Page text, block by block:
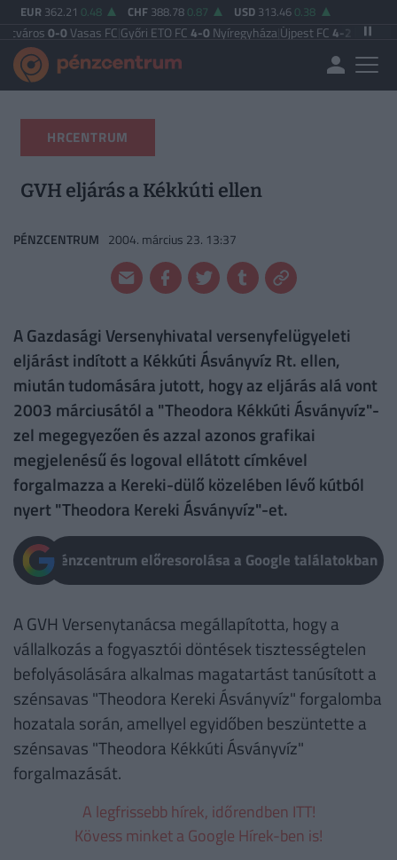
EUR 362.21 0.48 CHF 388.78 0.87 USD 313.46 0.38
Vasas FC|Győri ETO FC4-0 Nyíregyháza|Újpest FC4-2Debreceni VSC|
HRCENTRUM
GVH eljárás a Kékkúti ellen
PÉNZCENTRUM 2004. március 23. 13:37
A Gazdasági Versenyhivatal versenyfelügyeleti
eljárást indított a Kékkúti Ásványvíz Rt. ellen,
miután tudomására jutott, hogy az eljárás alá vont
2003 márciusától a "Theodora Kékkúti Ásványvíz"-
zel megegyezően és azzal azonos grafikai
megjelenésű és logoval ellátott címkével
forgalmazza a Kereki-dülő közelében lévő kútból
nyert "Theodora Kereki Ásványvíz"-et.
Pénzcentrum előresorolása a Google találatokban
A GVH Versenytanácsa megállapította, hogy a
vállalkozás a fogyasztói döntések tisztességtelen
befolyásolására alkalmas magatartást tanúsított a
szénsavas "Theodora Kereki Ásványvíz" forgalomba
hozatala során, amellyel egyidőben beszüntette a
szénsavas "Theodora Kékkúti Ásványvíz"
forgalmazását.
A legfrissebb hírek, időrendben ITT!
Kövess minket a Google Hírek-ben is!